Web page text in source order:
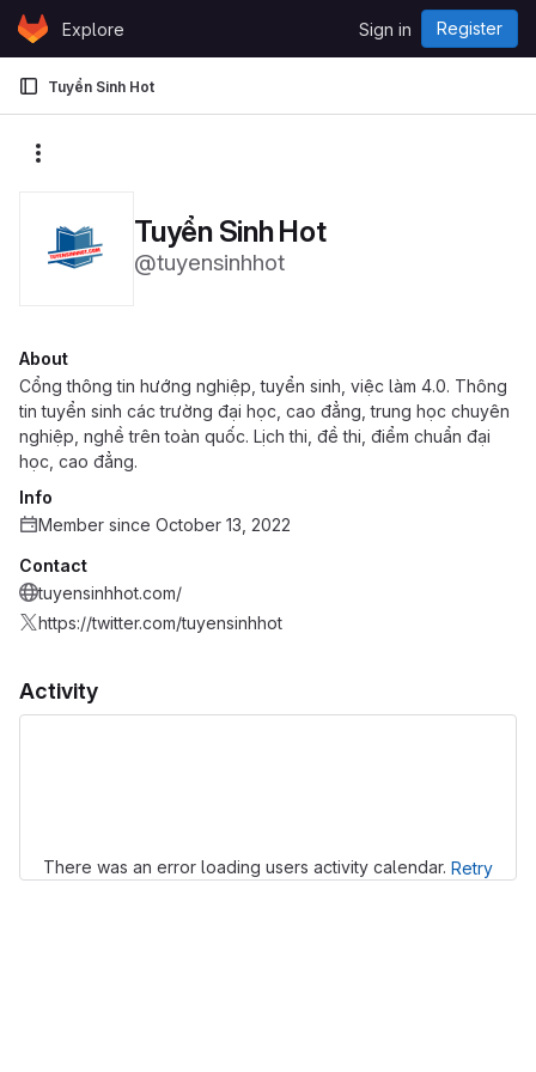
Skip to content
GitLabExplore Sign in Register
Tuyển Sinh Hot
Tuyển Sinh Hot
@tuyensinhhot
Activity
There was an error loading users activity calendar. Retry
About
Cổng thông tin hướng nghiệp, tuyển sinh, việc làm 4.0. Thông
tin tuyển sinh các trường đại học, cao đẳng, trung học chuyên
nghiệp, nghề trên toàn quốc. Lịch thi, đề thi, điểm chuẩn đại
học, cao đẳng.
Info
Member since October 13, 2022
Contact
tuyensinhhot.com/
https://twitter.com/tuyensinhhot